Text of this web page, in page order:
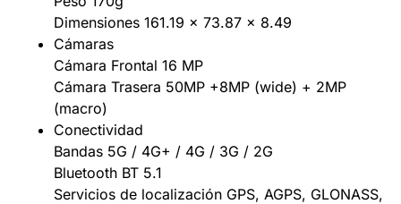
Dimensiones 161.19 x 73.87 x 8.49
Cámaras
Cámara Frontal 16 MP
Cámara Trasera 50MP +8MP (wide) + 2MP
(macro)
Conectividad
Bandas 5G / 4G+ / 4G / 3G / 2G
Bluetooth BT 5.1
Servicios de localización GPS, AGPS, GLONASS,